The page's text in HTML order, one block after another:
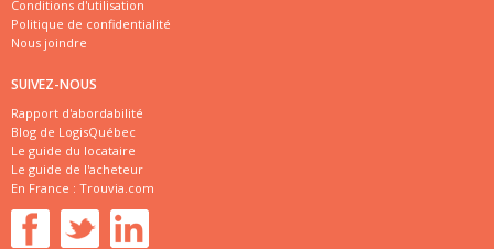
Conditions d'utilisation
Politique de confidentialité
Nous joindre
SUIVEZ-NOUS
Rapport d'abordabilité
Blog de LogisQuébec
Le guide du locataire
Le guide de l'acheteur
En France : Trouvia.com